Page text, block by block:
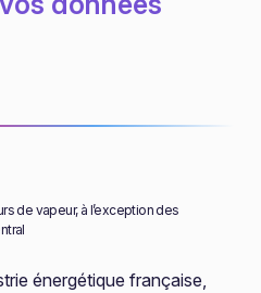
de vapeur, à l’exception des
énergétique française,